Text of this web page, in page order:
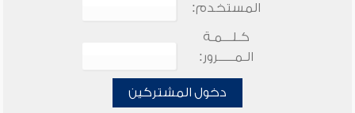
المستخدم:
كـلـــمـة
الـمـــــرور:
دخول المشتركين